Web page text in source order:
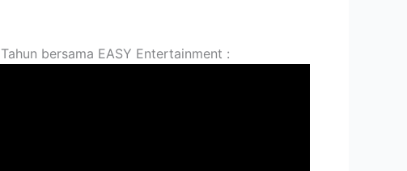
bersama EASY Entertainment :